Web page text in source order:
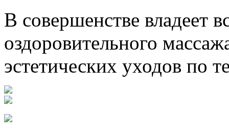
В совершенстве владеет
оздоровительного
эстетических уходов по